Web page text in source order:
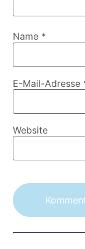
Name *
E-Mail-Adresse
Website